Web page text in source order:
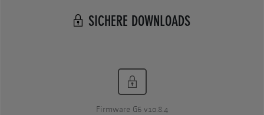
SICHERE DOWNLOADS
Firmware G6 v10.8.4